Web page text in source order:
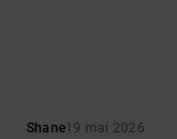
Shane19 mai 2026